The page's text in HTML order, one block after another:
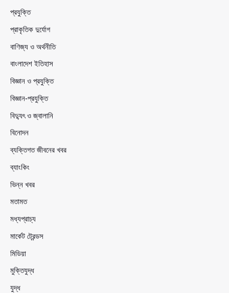
প্রযুক্তি
প্রাকৃতিক দুর্যোগ
বাণিজ্য ও অর্থনীতি
বাংলাদেশ ইতিহাস
বিজ্ঞান ও প্রযুক্তি
বিজ্ঞান-প্রযুক্তি
বিদ্যুৎ ও জ্বালানি
বিনোদন
ব্যক্তিগত জীবনের খবর
ব্যাংকিং
ভিন্ন খবর
মতামত
মধ্যপ্রাচ্য
মার্কেট ট্রেন্ডস
মিডিয়া
মুক্তিযুদ্ধ
যুদ্ধ